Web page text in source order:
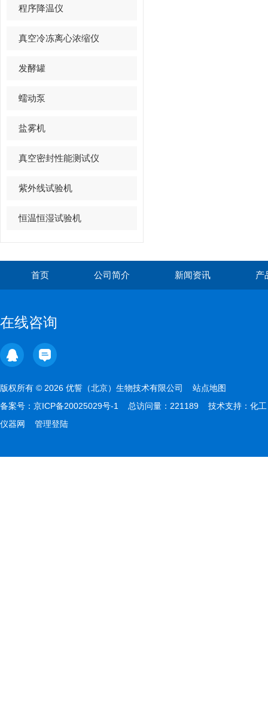
程序降温仪
真空冷冻离心浓缩仪
发酵罐
蠕动泵
盐雾机
真空密封性能测试仪
紫外线试验机
恒温恒湿试验机
首页 公司简介 新闻资讯 产
在线咨询
版权所有 © 2026 优誓（北京）生物技术有限公司 站点地图
备案号： 京ICP备20025029号-1 总访问量：221189 技术支持： 化工
仪器网
管理登陆